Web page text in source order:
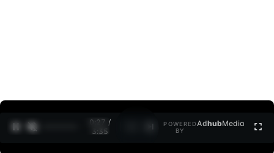
0:27 /
3:35
POWERED
BY
AdhubMedia